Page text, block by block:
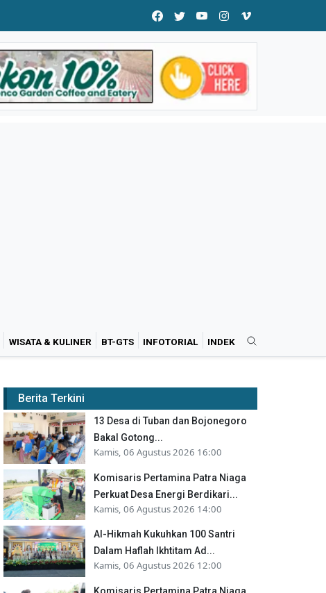
WISATA & KULINER BT-GTS INFOTORIAL INDEK
Berita Terkini
13 Desa di Tuban dan Bojonegoro
Bakal Gotong...
Kamis, 06 Agustus 2026 16:00
Komisaris Pertamina Patra Niaga
Perkuat Desa Energi Berdikari...
Kamis, 06 Agustus 2026 14:00
Al-Hikmah Kukuhkan 100 Santri
Dalam Haflah Ikhtitam Ad...
Kamis, 06 Agustus 2026 12:00
Komisaris Pertamina Patra Niaga